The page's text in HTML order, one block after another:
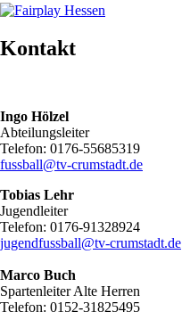
Kontakt
Ingo Hölzel
Abteilungsleiter
Telefon: 0176-55685319
fussball@tv-crumstadt.de
Tobias Lehr
Jugendleiter
Telefon: 0176-91328924
jugendfussball@tv-crumstadt.de
Marco Buch
Spartenleiter Alte Herren
Telefon: 0152-31825495